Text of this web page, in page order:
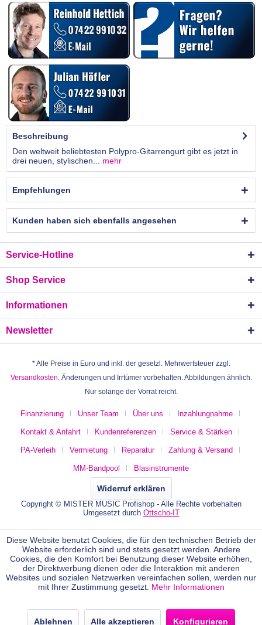
Beschreibung
Den weltweit beliebtesten Polypro-Gitarrengurt gibt es jetzt in
drei neuen, stylischen... mehr
Empfehlungen
Kunden haben sich ebenfalls angesehen
Service-Hotline
Shop Service
Informationen
Newsletter
* Alle Preise in Euro und inkl. der gesetzl. Mehrwertsteuer zzgl.
Versandkosten. Änderungen und Irrtümer vorbehalten. Abbildungen ähnlich.
Nur solange der Vorrat reicht.
Finanzierung Unser Team Über uns Inzahlungnahme
Kontakt & Anfahrt Kundenreferenzen Service & Stärken
PA-Verleih Vermietung Reparatur Zahlung & Versand
MM-Bandpool Blasinstrumente
Widerruf erklären
Copyright © MISTER MUSIC Profishop - Alle Rechte vorbehalten
Umgesetzt durch Ottscho-IT
Diese Website benutzt Cookies, die für den technischen Betrieb der
Website erforderlich sind und stets gesetzt werden. Andere
Cookies, die den Komfort bei Benutzung dieser Website erhöhen,
der Direktwerbung dienen oder die Interaktion mit anderen
Websites und sozialen Netzwerken vereinfachen sollen, werden nur
mit Ihrer Zustimmung gesetzt. Mehr Informationen
Ablehnen Alle akzeptieren Konfigurieren